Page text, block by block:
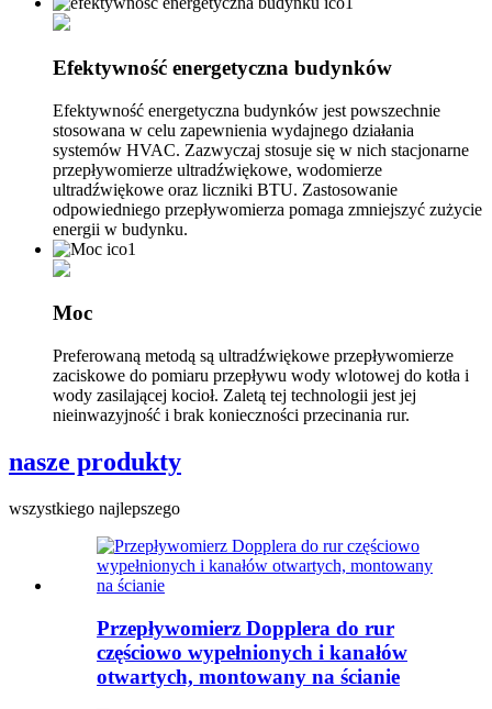
Efektywność energetyczna budynków
Efektywność energetyczna budynków jest powszechnie
stosowana w celu zapewnienia wydajnego działania
systemów HVAC. Zazwyczaj stosuje się w nich stacjonarne
przepływomierze ultradźwiękowe, wodomierze
ultradźwiękowe oraz liczniki BTU. Zastosowanie
odpowiedniego przepływomierza pomaga zmniejszyć zużycie
energii w budynku.
Moc
Preferowaną metodą są ultradźwiękowe przepływomierze
zaciskowe do pomiaru przepływu wody wlotowej do kotła i
wody zasilającej kocioł. Zaletą tej technologii jest jej
nieinwazyjność i brak konieczności przecinania rur.
nasze produkty
wszystkiego najlepszego
Przepływomierz Dopplera do rur
częściowo wypełnionych i kanałów
otwartych, montowany na ścianie